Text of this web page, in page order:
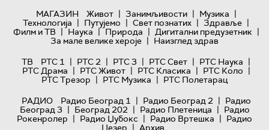
МАГАЗИН
Живот | Занимљивости | Музика |
Технологијa | Путујемо | Свет познатих | Здравље |
Филм и ТВ | Наука | Природа | Дигитални предузетник |
За мале велике хероје | Наизглед здрав
ТВ
РТС 1 | РТС 2 | РТС 3 | РТС Свет | РТС Наука |
РТС Драма | РТС Живот | РТС Класика | РТС Коло |
РТС Трезор | РТС Музика | РТС Полетарац
РАДИО
Радио Београд 1 | Радио Београд 2 | Радио
Београд 3 | Београд 202 | Радио Плетеница | Радио
Рокенролер | Радио Џубокс | Радио Вртешка | Радио
Џезер
Архив